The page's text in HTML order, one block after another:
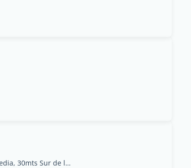
Frente de la Pizza Hut en el Parque del Carmen de Heredia, 30mts Sur de la Iglesia del Carmen